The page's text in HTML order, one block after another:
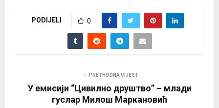
PODIJELI 0
PRETHODNA VIJEST
У емисији “Цивилно друштво” – млади
гуслар Милош Маркановић